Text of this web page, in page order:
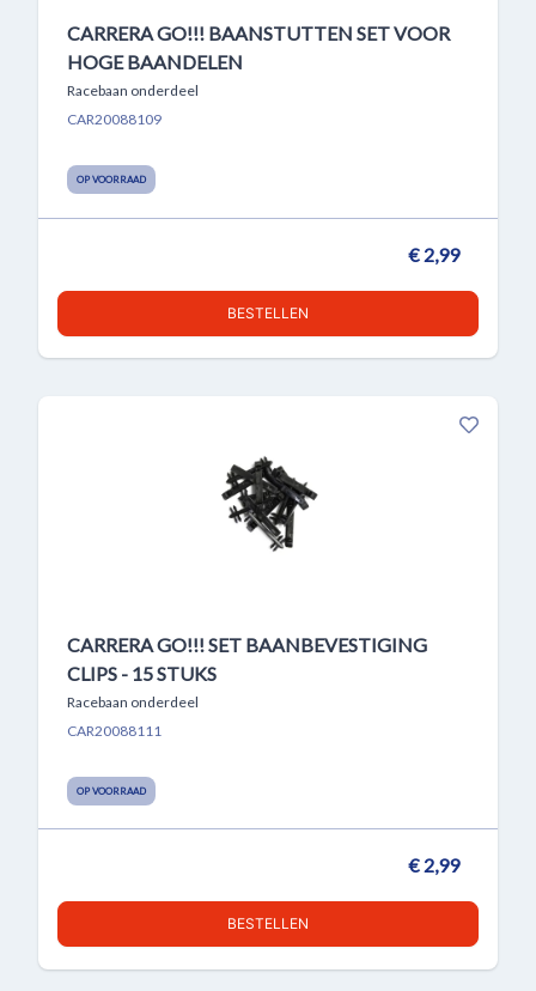
CARRERA GO!!! BAANSTUTTEN SET VOOR
HOGE BAANDELEN
Racebaan onderdeel
CAR20088109
OP VOORRAAD
€ 2,99
BESTELLEN
CARRERA GO!!! SET BAANBEVESTIGING
CLIPS - 15 STUKS
Racebaan onderdeel
CAR20088111
OP VOORRAAD
€ 2,99
BESTELLEN